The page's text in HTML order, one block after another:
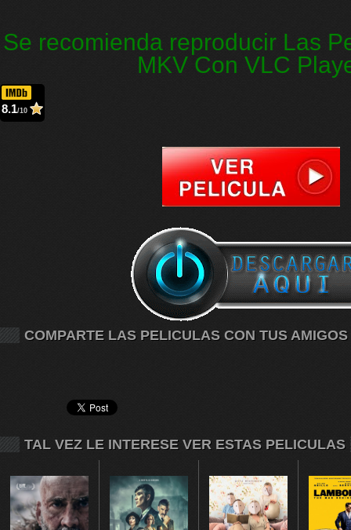
Se recomienda reproducir Las
MKV Con VLC
8.1/10
COMPARTE LAS PELICULAS CON TUS AMIGOS
TAL VEZ LE INTERESE VER ESTAS PELICULAS